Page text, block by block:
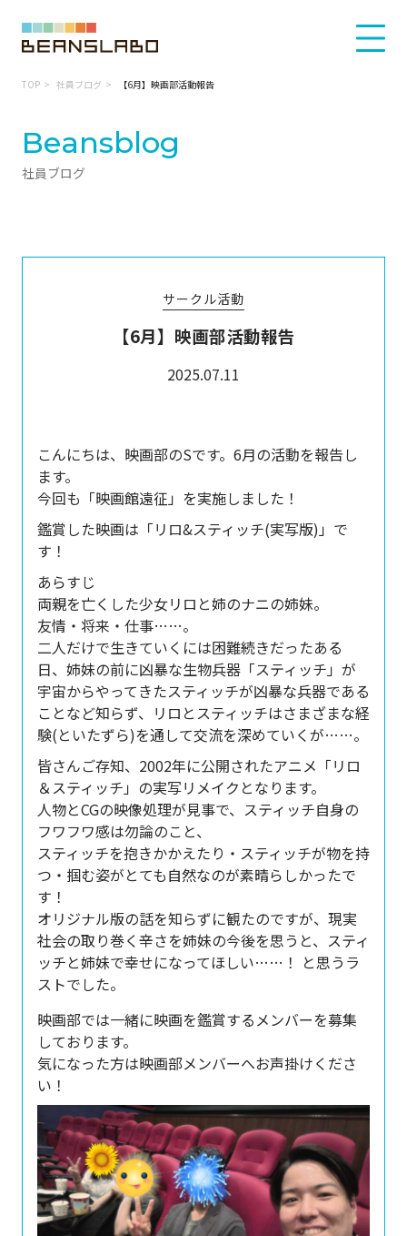
TOP 社員ブログ 【6月】映画部活動報告
Beansblog
社員ブログ
サークル活動
【6月】映画部活動報告
2025.07.11
こんにちは、映画部のSです。 6月の活動を報告し
ます。
今回も「映画館遠征」を実施しました！
鑑賞した映画は「リロ&スティッチ(実写版)」で
す！
あらすじ
両親を亡くした少女リロと姉のナニの姉妹。
友情・将来・仕事……。
二人だけで生きていくには困難続きだったある
日、姉妹の前に凶暴な生物兵器「スティッチ」が
宇宙からやってきたスティッチが凶暴な兵器である
ことなど知らず、リロとスティッチはさまざまな経
験(といたずら)を通して交流を深めていくが……。
皆さんご存知、2002年に公開されたアニメ「リロ
＆スティッチ」の実写リメイクとなります。
人物とCGの映像処理が見事で、スティッチ自身の
フワフワ感は勿論のこと、
スティッチを抱きかかえたり・スティッチが物を持
つ・掴む姿がとても自然なのが素晴らしかったで
す！
オリジナル版の話を知らずに観たのですが、現実
社会の取り巻く辛さを姉妹の今後を思うと、スティ
ッチと姉妹で幸せになってほしい……！ と思うラ
ストでした。
映画部では一緒に映画を鑑賞するメンバーを募集
しております。
気になった方は映画部メンバーへお声掛けくださ
い！